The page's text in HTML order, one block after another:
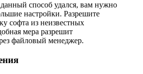
способ удался, вам нужно
настройки. Разрешите
софта из неизвестных
мера разрешит
файловый менеджер.